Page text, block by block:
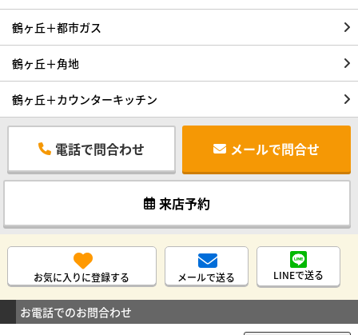
鶴ヶ丘＋都市ガス
鶴ヶ丘＋角地
鶴ヶ丘＋カウンターキッチン
電話で問合わせ メールで問合せ
来店予約
お気に入りに登録する メールで送る LINEで送る
お電話でのお問合わせ